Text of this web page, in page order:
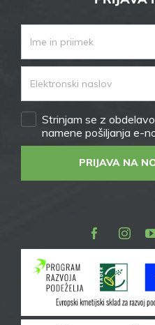
Strinjam se z
namene pošiljanja e-
PRIJAVA NA
Facebook